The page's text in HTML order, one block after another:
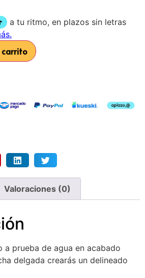
carrito
Valoraciones (0)
a prueba de agua en acabado
delgada crearás un delineado